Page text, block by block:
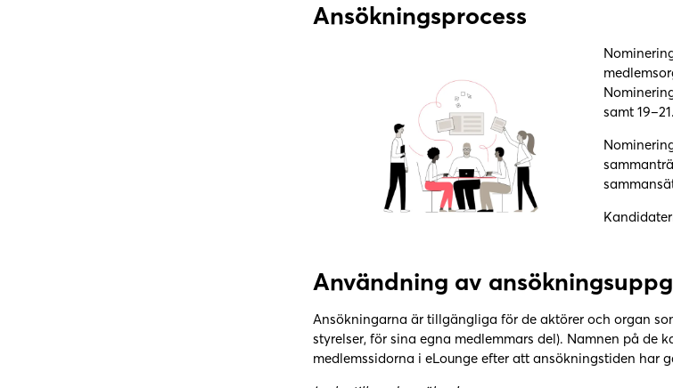
Ansökningsprocess
samt
Användning av
Ansökningarna är tillgängliga för de aktörer och organ
styrelser, för sina egna medlemmars del). Namnen på de
medlemssidorna i eLounge efter att ansökningstiden har